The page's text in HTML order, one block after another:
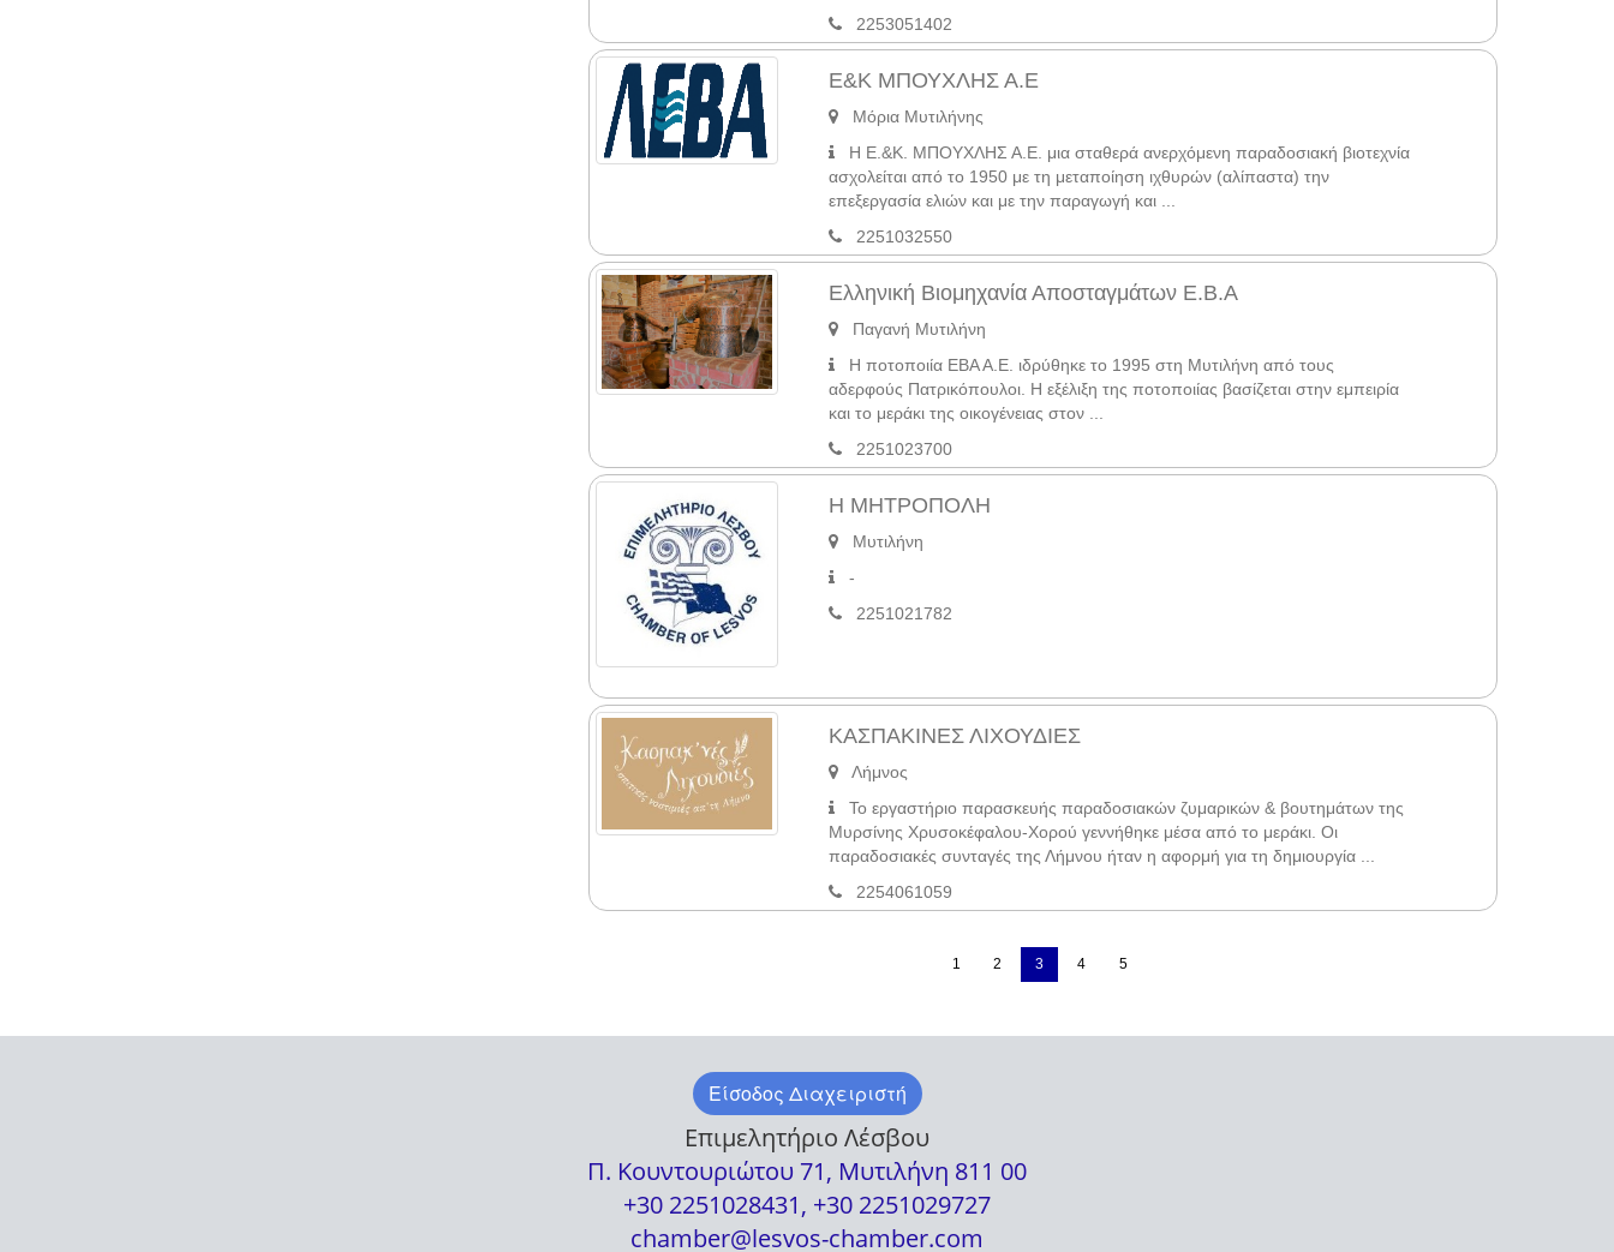
2253051402
Ε&Κ ΜΠΟΥΧΛΗΣ Α.Ε
Μόρια Μυτιλήνης
Η Ε.&Κ. ΜΠΟΥΧΛΗΣ Α.Ε. μια σταθερά ανερχόμενη παραδοσιακή βιοτεχνία
ασχολείται από το 1950 με τη μεταποίηση ιχθυρών (αλίπαστα) την
επεξεργασία ελιών και με την παραγωγή και ...
2251032550
Ελληνική Βιομηχανία Αποσταγμάτων Ε.Β.Α
Παγανή Μυτιλήνη
Η ποτοποιία ΕΒΑ Α.Ε. ιδρύθηκε το 1995 στη Μυτιλήνη από τους
αδερφούς Πατρικόπουλοι. Η εξέλιξη της ποτοποιίας βασίζεται στην εμπειρία
και το μεράκι της οικογένειας στον ...
2251023700
Η ΜΗΤΡΟΠΟΛΗ
Μυτιλήνη
-
2251021782
ΚΑΣΠΑΚΙΝΕΣ ΛΙΧΟΥΔΙΕΣ
Λήμνος
Το εργαστήριο παρασκευής παραδοσιακών ζυμαρικών & βουτημάτων της
Μυρσίνης Χρυσοκέφαλου-Χορού γεννήθηκε μέσα από το μεράκι. Οι
παραδοσιακές συνταγές της Λήμνου ήταν η αφορμή για τη δημιουργία ...
2254061059
1 2 3 4 5
Είσοδος Διαχειριστή
Επιμελητήριο Λέσβου
Π. Κουντουριώτου 71, Μυτιλήνη 811 00
+30 2251028431, +30 2251029727
chamber@lesvos-chamber.com